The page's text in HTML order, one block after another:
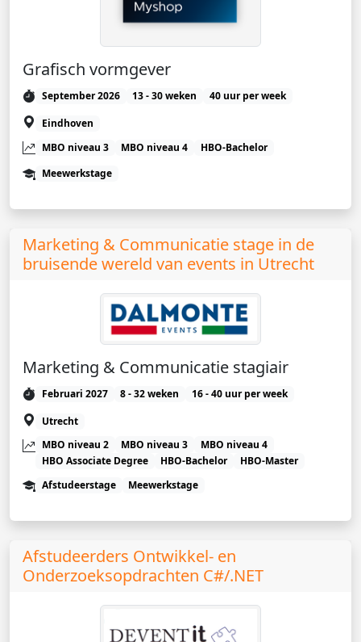
Grafisch vormgever
September 2026 13 - 30 weken
40 uur per week
Eindhoven
MBO niveau 3
MBO niveau 4
HBO-Bachelor
Meewerkstage
Marketing & Communicatie stage in de
bruisende wereld van events in Utrecht
Marketing & Communicatie stagiair
Februari 2027 8 - 32 weken
16 - 40 uur per week
Utrecht
MBO niveau 2
MBO niveau 3
MBO niveau 4
HBO Associate Degree
HBO-Bachelor
HBO-Master
Afstudeerstage
Meewerkstage
Afstudeerders Ontwikkel- en
Onderzoeksopdrachten C#/.NET